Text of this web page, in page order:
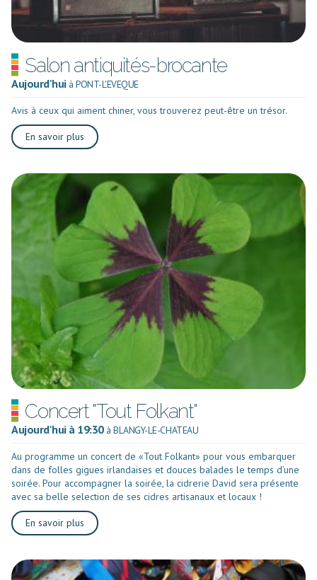
Salon antiquités-brocante
Aujourd'hui à PONT-L'EVEQUE
Avis à ceux qui aiment chiner, vous trouverez peut-être un trésor.
En savoir plus
Concert "Tout Folkant"
Aujourd'hui à 19:30 à BLANGY-LE-CHATEAU
Au programme un concert de «Tout Folkant» pour vous embarquer
dans de folles gigues irlandaises et douces balades le temps d’une
soirée. Pour accompagner la soirée, la cidrerie David sera présente
avec sa belle selection de ses cidres artisanaux et locaux !
En savoir plus